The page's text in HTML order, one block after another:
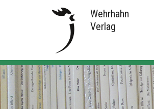
Wehrhahn
Verlag